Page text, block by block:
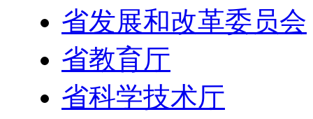
省发展和改革委员会
省教育厅
省科学技术厅